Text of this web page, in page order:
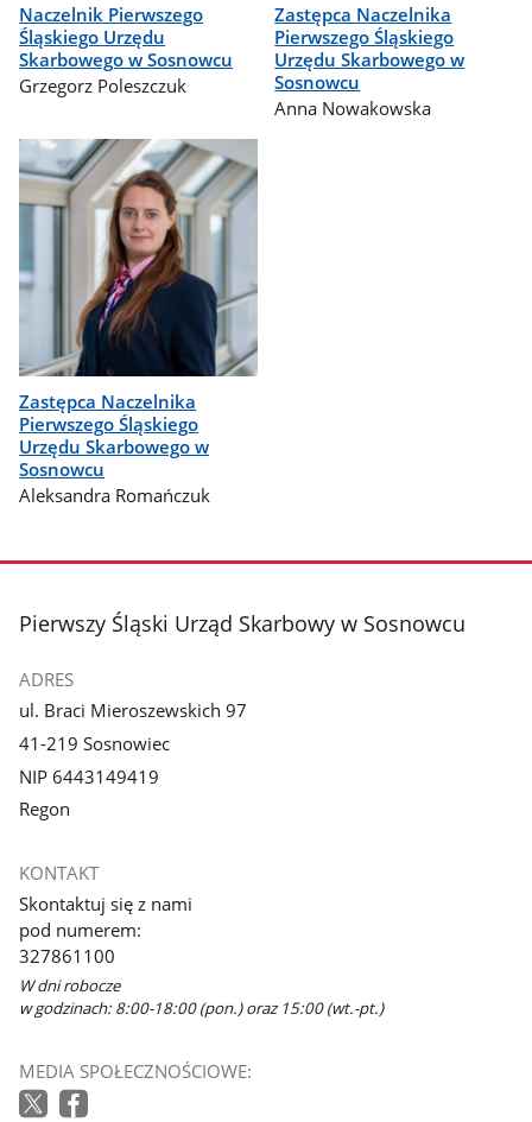
Naczelnik Pierwszego
Śląskiego Urzędu
Skarbowego w Sosnowcu
Grzegorz Poleszczuk
Zastępca Naczelnika
Pierwszego Śląskiego
Urzędu Skarbowego w
Sosnowcu
Anna Nowakowska
Zastępca Naczelnika
Pierwszego Śląskiego
Urzędu Skarbowego w
Sosnowcu
Aleksandra Romańczuk
stopka
Pierwszy Śląski Urząd Skarbowy w Sosnowcu
ADRES
ul. Braci Mieroszewskich 97
41-219 Sosnowiec
NIP 6443149419
Regon
KONTAKT
Skontaktuj się z nami
pod numerem:
327861100
W dni robocze
w godzinach: 8:00-18:00 (pon.) oraz 15:00 (wt.-pt.)
MEDIA SPOŁECZNOŚCIOWE: